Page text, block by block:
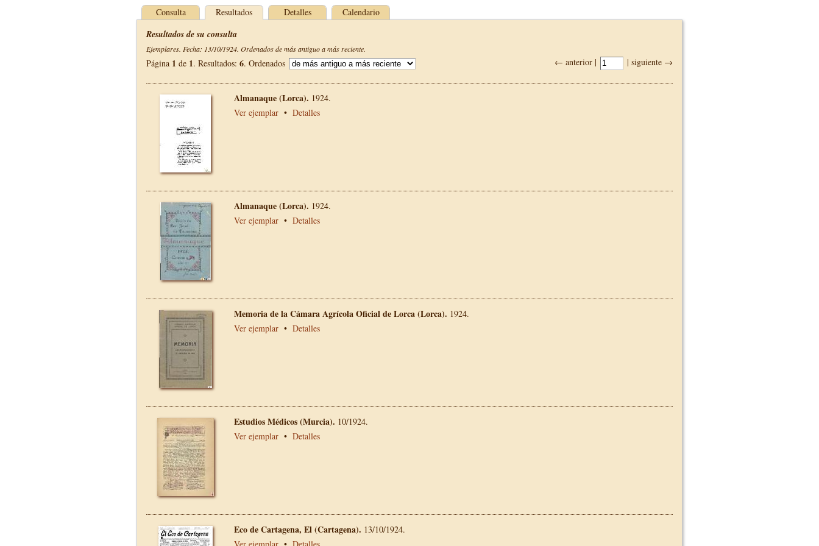
Consulta Resultados Detalles Calendario
Resultados de su consulta
Ejemplares. Fecha: 13/10/1924. Ordenados de más antiguo a más reciente.
← anterior | | siguiente →
Página 1 de 1. Resultados: 6. Ordenados
Almanaque (Lorca). 1924.
Ver ejemplar • Detalles
Almanaque (Lorca). 1924.
Ver ejemplar • Detalles
Memoria de la Cámara Agrícola Oficial de Lorca (Lorca). 1924.
Ver ejemplar • Detalles
Estudios Médicos (Murcia). 10/1924.
Ver ejemplar • Detalles
Eco de Cartagena, El (Cartagena). 13/10/1924.